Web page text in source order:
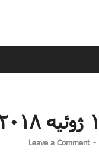
-
Leave a Comment